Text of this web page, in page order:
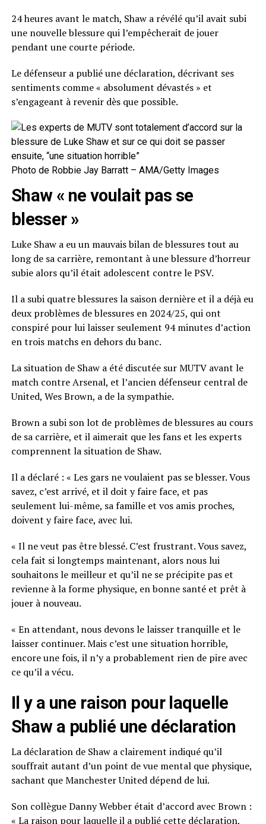
24 heures avant le match, Shaw a révélé qu’il avait subi
une nouvelle blessure qui l’empêcherait de jouer
pendant une courte période.
Le défenseur a publié une déclaration, décrivant ses
sentiments comme « absolument dévastés » et
s’engageant à revenir dès que possible.
Photo de Robbie Jay Barratt – AMA/Getty Images
Shaw « ne voulait pas se
blesser »
Luke Shaw a eu un mauvais bilan de blessures tout au
long de sa carrière, remontant à une blessure d’horreur
subie alors qu’il était adolescent contre le PSV.
Il a subi quatre blessures la saison dernière et il a déjà eu
deux problèmes de blessures en 2024/25, qui ont
conspiré pour lui laisser seulement 94 minutes d’action
en trois matchs en dehors du banc.
La situation de Shaw a été discutée sur MUTV avant le
match contre Arsenal, et l’ancien défenseur central de
United, Wes Brown, a de la sympathie.
Brown a subi son lot de problèmes de blessures au cours
de sa carrière, et il aimerait que les fans et les experts
comprennent la situation de Shaw.
Il a déclaré : « Les gars ne voulaient pas se blesser. Vous
savez, c’est arrivé, et il doit y faire face, et pas
seulement lui-même, sa famille et vos amis proches,
doivent y faire face, avec lui.
« Il ne veut pas être blessé. C’est frustrant. Vous savez,
cela fait si longtemps maintenant, alors nous lui
souhaitons le meilleur et qu’il ne se précipite pas et
revienne à la forme physique, en bonne santé et prêt à
jouer à nouveau.
« En attendant, nous devons le laisser tranquille et le
laisser continuer. Mais c’est une situation horrible,
encore une fois, il n’y a probablement rien de pire avec
ce qu’il a vécu.
Il y a une raison pour laquelle
Shaw a publié une déclaration
La déclaration de Shaw a clairement indiqué qu’il
souffrait autant d’un point de vue mental que physique,
sachant que Manchester United dépend de lui.
Son collègue Danny Webber était d’accord avec Brown :
« La raison pour laquelle il a publié cette déclaration,